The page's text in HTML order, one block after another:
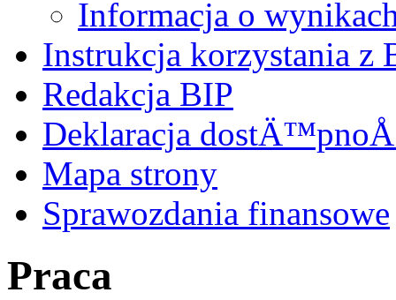
Informacja o
Instrukcja korzystania z
Redakcja BIP
Deklaracja
Mapa strony
Sprawozdania finansowe
Praca